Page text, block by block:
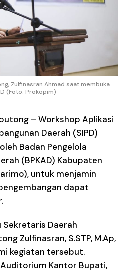
Zulfinasran Ahmad saat membuka
(Foto: Prokopim)
– Workshop Aplikasi
Daerah (SIPD)
Badan Pengelola
(BPKAD) Kabupaten
untuk menjamin
dapat
Daerah
Zulfinasran, S.STP, M.Ap,
kegiatan tersebut.
Kantor Bupati,